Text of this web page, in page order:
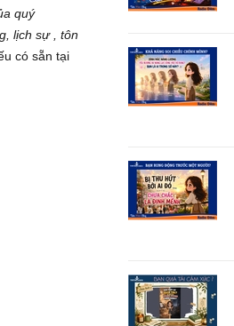
quý
lịch sự , tôn
có sẵn tại